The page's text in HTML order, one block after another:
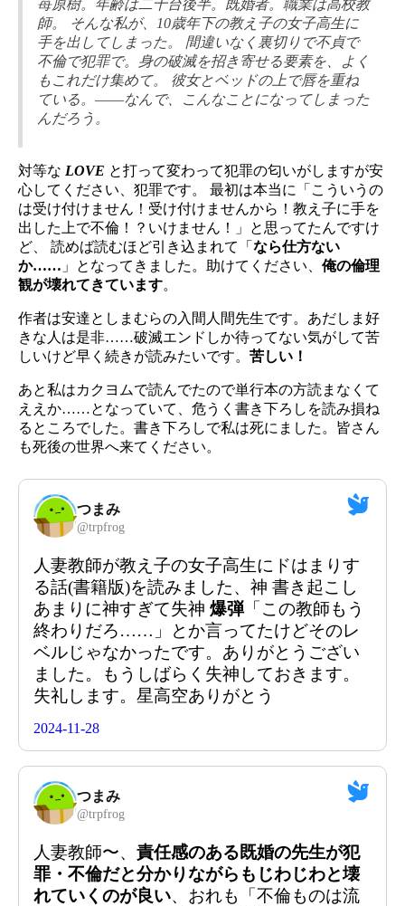
苺原樹。年齢は二十台後半。既婚者。職業は高校教
師。 そんな私が、10歳年下の教え子の女子高生に
手を出してしまった。 間違いなく裏切りで不貞で
不倫で犯罪で。身の破滅を招き寄せる要素を、よく
もこれだけ集めて。 彼女とベッドの上で唇を重ね
ている。――なんで、こんなことになってしまった
んだろう。
対等な LOVE と打って変わって犯罪の匂いがしますが安
心してください、犯罪です。 最初は本当に「こういうの
は受け付けません！受け付けませんから！教え子に手を
出した上で不倫！？いけません！」と思ってたんですけ
ど、 読めば読むほど引き込まれて「 なら仕方ない
か…… 」となってきました。助けてください、 俺の倫理
観が壊れてきています。
作者は安達としまむらの入間人間先生です。あだしま好
きな人は是非……破滅エンドしか待ってない気がして苦
しいけど早く続きが読みたいです。 苦しい！
あと私はカクヨムで読んでたので単行本の方読まなくて
ええか……となっていて、危うく書き下ろしを読み損ね
るところでした。書き下ろしで私は死にました。皆さん
も死後の世界へ来てください。
つまみ
@trpfrog
人妻教師が教え子の女子高生にドはまりす
る話(書籍版)を読みました、神 書き起こし
あまりに神すぎて失神 爆弾「この教師もう
終わりだろ……」とか言ってたけどそのレ
ベルじゃなかったです。ありがとうござい
ました。もうしばらく失神しておきます。
失礼します。星高空ありがとう
2024-11-28
つまみ
@trpfrog
人妻教師〜、 責任感のある既婚の先生が犯
罪・不倫だと分かりながらもじわじわと壊
れていくのが良い、おれも「不倫ものは流